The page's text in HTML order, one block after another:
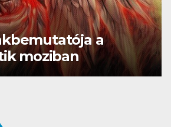
ha luxus sminkre